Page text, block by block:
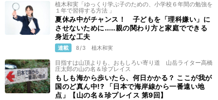
植木和実「ゆっくり学ぶ子のための、小学校６年間の勉強を
１年で習得する方法 」
夏休み中がチャンス！ 子どもを「理科嫌い」に
させないために……親の関わり方と家庭でできる
身近な工夫
連載 8/3 植木和実
目指すは山頂よりも、おもしろい寄り道 山岳ライター高橋
庄太郎の山の名＆珍プレイス
もしも海から歩いたら、何日かかる？ ここが我が
国のど真ん中!? 「日本で海岸線から一番遠い地
点」【山の名＆珍プレイス 第9回】